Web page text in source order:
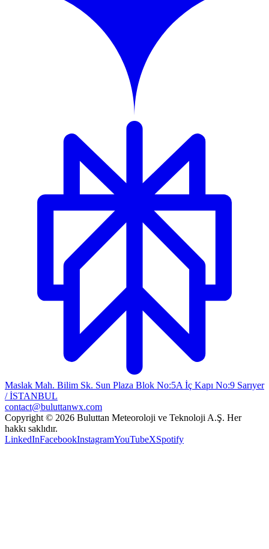
Maslak Mah. Bilim Sk. Sun Plaza Blok No:5A İç Kapı No:9 Sarıyer
/ İSTANBUL
contact@buluttanwx.com
Copyright © 2026 Buluttan Meteoroloji ve Teknoloji A.Ş. Her
hakkı saklıdır.
LinkedInFacebookInstagramYouTubeXSpotify